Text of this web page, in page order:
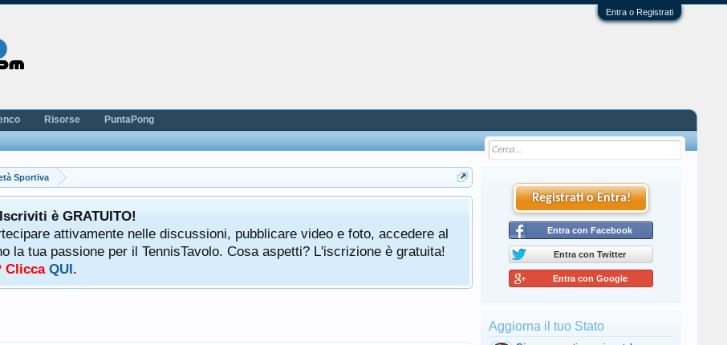
Entra o Registrati
Sportiva
è GRATUITO!
attivamente nelle discussioni, pubblicare video e foto, accedere al
la tua passione per il TennisTavolo. Cosa aspetti? L'iscrizione è gratuita!
Clicca QUI.
Registrati o Entra!
Entra con Facebook
Entra con Twitter
Entra con Google
Aggiorna il tuo Stato
Risorse PuntaPong